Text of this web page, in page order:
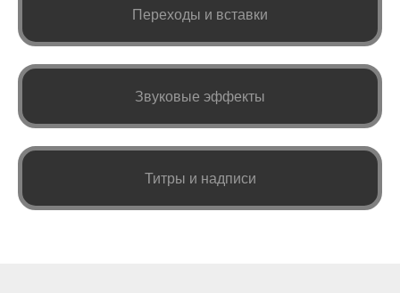
Переходы и вставки
Звуковые эффекты
Титры и надписи